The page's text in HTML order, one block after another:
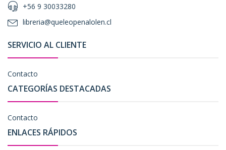
+56 9 30033280
libreria@queleopenalolen.cl
SERVICIO AL CLIENTE
Contacto
CATEGORÍAS DESTACADAS
Contacto
ENLACES RÁPIDOS